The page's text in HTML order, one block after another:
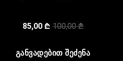
100,00₾
85,00 ₾
ᲒᲐᲜᲕᲐᲓᲔᲑᲘᲗ ᲨᲔᲫᲔᲜᲐ